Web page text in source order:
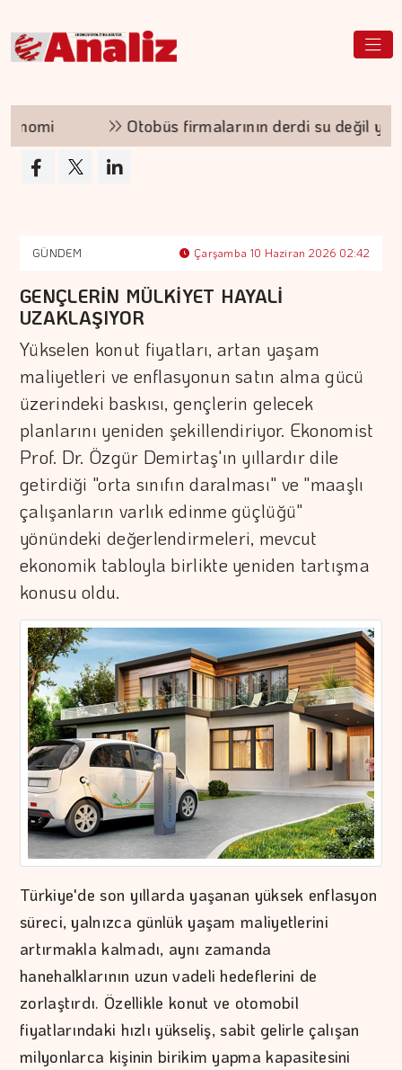
Otobüs firmalarının derdi su değil
GÜNDEM Çarşamba 10 Haziran 2026 02:42
GENÇLERİN MÜLKİYET HAYALİ
UZAKLAŞIYOR
Yükselen konut fiyatları, artan yaşam
maliyetleri ve enflasyonun satın alma gücü
üzerindeki baskısı, gençlerin gelecek
planlarını yeniden şekillendiriyor. Ekonomist
Prof. Dr. Özgür Demirtaş'ın yıllardır dile
getirdiği "orta sınıfın daralması" ve "maaşlı
çalışanların varlık edinme güçlüğü"
yönündeki değerlendirmeleri, mevcut
ekonomik tabloyla birlikte yeniden tartışma
konusu oldu.
Türkiye'de son yıllarda yaşanan yüksek enflasyon
süreci, yalnızca günlük yaşam maliyetlerini
artırmakla kalmadı, aynı zamanda
hanehalklarının uzun vadeli hedeflerini de
zorlaştırdı. Özellikle konut ve otomobil
fiyatlarındaki hızlı yükseliş, sabit gelirle çalışan
milyonlarca kişinin birikim yapma kapasitesini